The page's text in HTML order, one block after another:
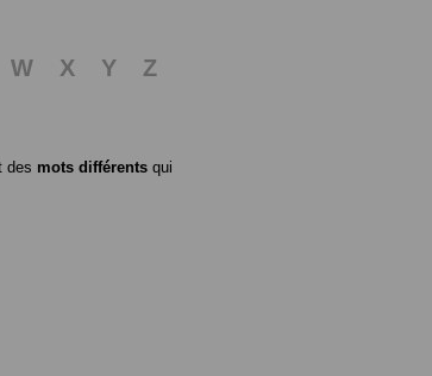
W X Y
Z
des mots différents qui